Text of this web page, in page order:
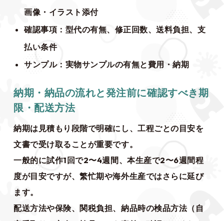
画像・イラスト添付
確認事項：型代の有無、修正回数、送料負担、支
払い条件
サンプル：実物サンプルの有無と費用・納期
納期・納品の流れと発注前に確認すべき期
限・配送方法
納期は見積もり段階で明確にし、工程ごとの目安を
文書で受け取ることが重要です。
一般的に試作1回で2〜4週間、本生産で2〜6週間程
度が目安ですが、繁忙期や海外生産ではさらに延び
ます。
配送方法や保険、関税負担、納品時の検品方法（自